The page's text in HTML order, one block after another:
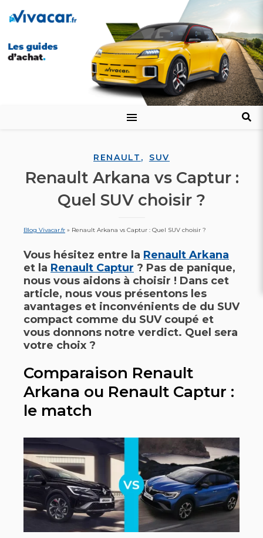
RENAULT , SUV
Renault Arkana vs Captur :
Quel SUV choisir ?
Blog Vivacar.fr » Renault Arkana vs Captur : Quel SUV choisir ?
Vous hésitez entre la Renault Arkana
et la Renault Captur ? Pas de panique,
nous vous aidons à choisir ! Dans cet
article, nous vous présentons les
avantages et inconvénients de du SUV
compact comme du SUV coupé et
vous donnons notre verdict. Quel sera
votre choix ?
Comparaison Renault
Arkana ou Renault Captur :
le match